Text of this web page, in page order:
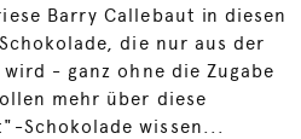
Barry Callebaut in diesen
die nur aus der
- ganz ohne die Zugabe
mehr über diese
Schokolade wissen...